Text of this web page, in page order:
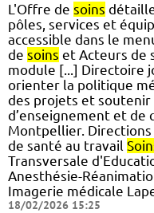
L'Offre de soins
pôles, services et
accessible dans le
de soins et Acteurs de
module [...] Directoire
orienter la politique
des projets et soutenir
d’enseignement et de
Montpellier.
de santé au travail
Transversale
Anesthésie-
Imagerie médicale
18/02/2026 15:25